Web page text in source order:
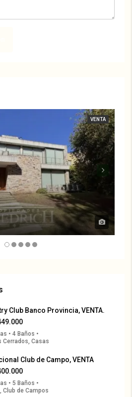
VENTA
Club Banco Provincia, VENTA.
• 4 Baños •
Cerrados, Casas
Club de Campo, VENTA
• 5 Baños •
Club de Campos